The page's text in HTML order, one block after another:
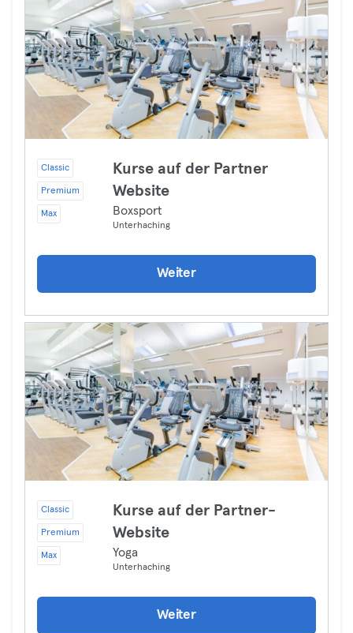
Classic
Premium
Max
Kurse auf der Partner
Website
Boxsport
Unterhaching
Weiter
Classic
Premium
Max
Kurse auf der Partner-
Website
Yoga
Unterhaching
Weiter